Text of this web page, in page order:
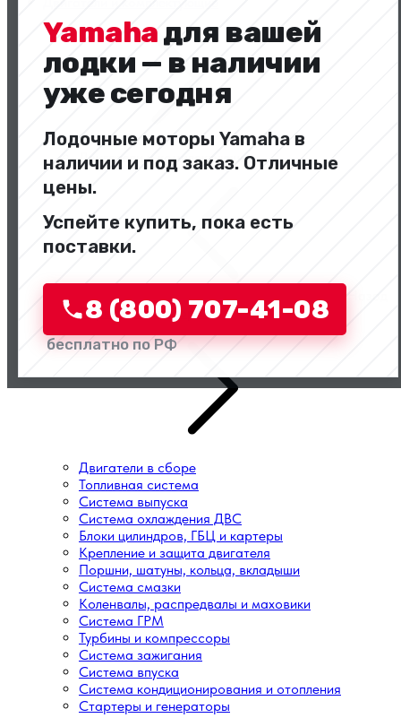
Yamahaдля вашей
лодки — в наличии
уже сегодня
Лодочные моторы Yamaha в
наличии и под заказ. Отличные
цены.
Успейте купить, пока есть
поставки.
8 (800) 707-41-08
бесплатно по РФ
Двигатели и комплектующие
Перейти в категорию
Двигатели в сборе
Топливная система
Система выпуска
Система охлаждения ДВС
Блоки цилиндров, ГБЦ и картеры
Крепление и защита двигателя
Поршни, шатуны, кольца, вкладыши
Система смазки
Коленвалы, распредвалы и маховики
Система ГРМ
Турбины и компрессоры
Система зажигания
Система впуска
Система кондиционирования и отопления
Стартеры и генераторы